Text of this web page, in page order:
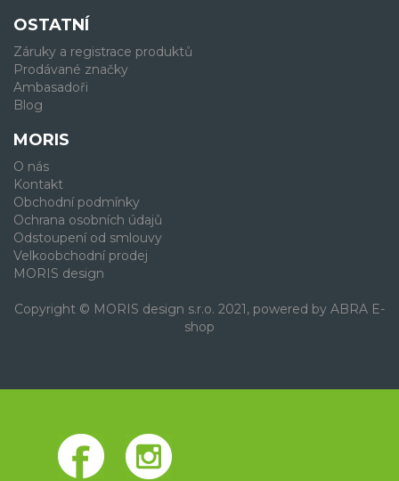
OSTATNÍ
Záruky a registrace produktů
Prodávané značky
Ambasadoři
Blog
MORIS
O nás
Kontakt
Obchodní podmínky
Ochrana osobních údajů
Odstoupení od smlouvy
Velkoobchodní prodej
MORIS design
Copyright © MORIS design s.r.o. 2021, powered by ABRA E-
shop